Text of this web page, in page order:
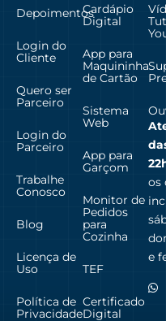
Depoimentos
Login do
Cliente
Quero ser
Parceiro
Login do
Parceiro
Trabalhe
Conosco
Blog
Licença de
Uso
Política de
Privacidade
Cardápio
Digital
App para
Maquininha
de Cartão
Sistema
Web
App para
Garçom
Monitor de
Pedidos
para
Cozinha
TEF
Certificado
Digital
os
e